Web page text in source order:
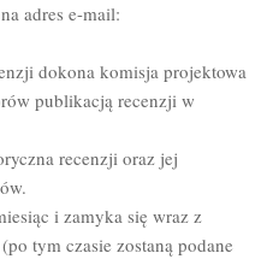
adres e-mail:
dokona komisja projektowa
publikacją recenzji w
recenzji oraz jej
i zamyka się wraz z
tym czasie zostaną podane